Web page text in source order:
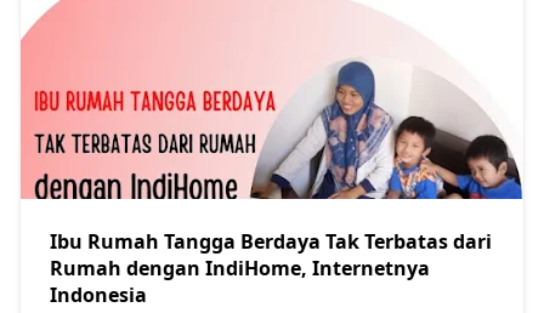
Ibu Rumah Tangga Berdaya Tak Terbatas dari
Rumah dengan IndiHome, Internetnya
Indonesia